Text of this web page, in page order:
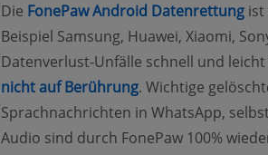
Die FonePaw Android Datenrettung ist
Beispiel Samsung, Huawei, Xiaomi,
Datenverlust-Unfälle schnell und
nicht auf Berührung. Wichtige
Sprachnachrichten in WhatsApp,
Audio sind durch FonePaw 100%